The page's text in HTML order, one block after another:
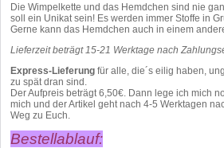
Die Wimpelkette und das Hemdchen sind nie
soll ein Unikat sein! Es werden immer Stoffe in
Gerne kann das Hemdchen auch in einem
Lieferzeit beträgt 15-21 Werktage nach
Express-Lieferung für alle, die´s eilig haben,
zu spät dran sind.
Der Aufpreis beträgt 6,50€. Dann lege ich mich
mich und der Artikel geht nach 4-5 Werktagen
Weg zu Euch.
Bestellablauf: